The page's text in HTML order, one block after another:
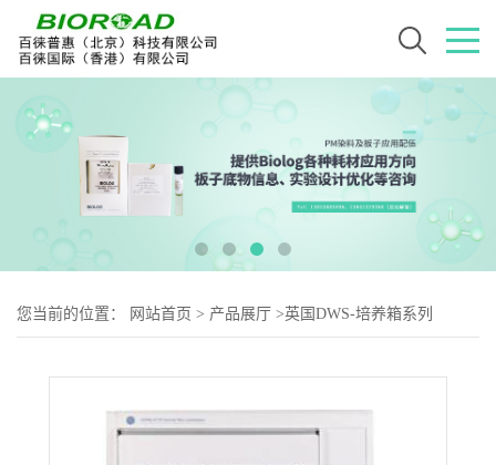
您当前的位置： 网站首页 > 产品展厅 >英国DWS-培养箱系列